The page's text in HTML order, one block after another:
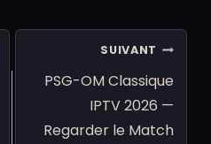
SUIVANT
PSG-OM Classique
IPTV 2026 —
Regarder le Match